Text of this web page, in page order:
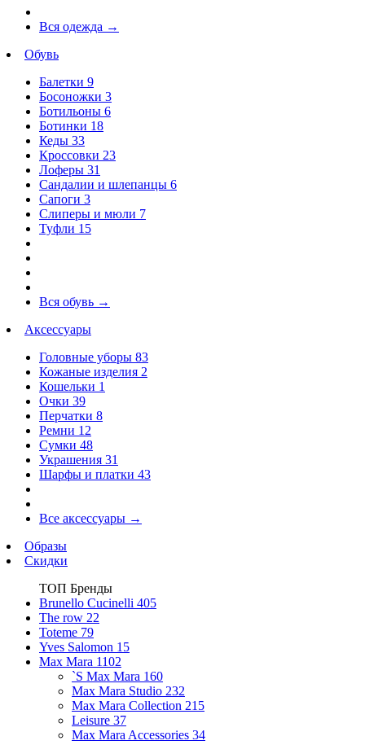
Вся одежда →
Обувь
Балетки 9
Босоножки 3
Ботильоны 6
Ботинки 18
Кеды 33
Кроссовки 23
Лоферы 31
Сандалии и шлепанцы 6
Сапоги 3
Слиперы и мюли 7
Туфли 15
Вся обувь →
Аксессуары
Головные уборы 83
Кожаные изделия 2
Кошельки 1
Очки 39
Перчатки 8
Ремни 12
Сумки 48
Украшения 31
Шарфы и платки 43
Все аксессуары →
Образы
Скидки
ТОП Бренды
Brunello Cucinelli 405
The row 22
Toteme 79
Yves Salomon 15
Max Mara 1102
`S Max Mara 160
Max Mara Studio 232
Max Mara Collection 215
Leisure 37
Max Mara Accessories 34